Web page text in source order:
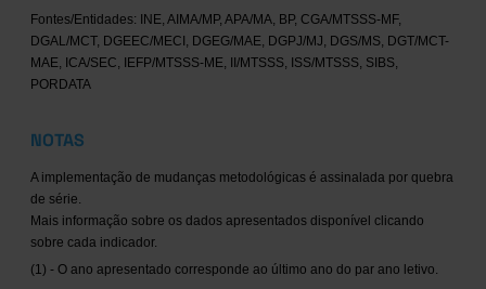
Fontes/Entidades: INE, AIMA/MP, APA/MA, BP, CGA/MTSSS-MF,
DGAL/MCT, DGEEC/MECI, DGEG/MAE, DGPJ/MJ, DGS/MS, DGT/MCT-
MAE, ICA/SEC, IEFP/MTSSS-ME, II/MTSSS, ISS/MTSSS, SIBS,
PORDATA
NOTAS
A implementação de mudanças metodológicas é assinalada por quebra
de série.
Mais informação sobre os dados apresentados disponível clicando
sobre cada indicador.
(1) - O ano apresentado corresponde ao último ano do par ano letivo.